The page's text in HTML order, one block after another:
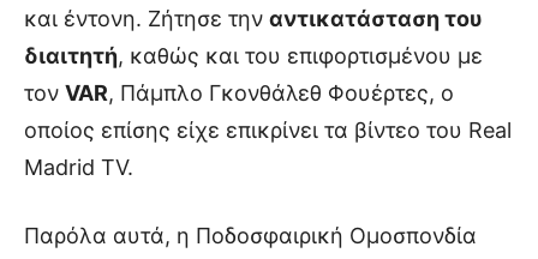
και έντονη. Ζήτησε την αντικατάσταση του
διαιτητή, καθώς και του επιφορτισμένου με
τον VAR, Πάμπλο Γκονθάλεθ Φουέρτες, ο
οποίος επίσης είχε επικρίνει τα βίντεο του Real
Madrid TV.
Παρόλα αυτά, η Ποδοσφαιρική Ομοσπονδία